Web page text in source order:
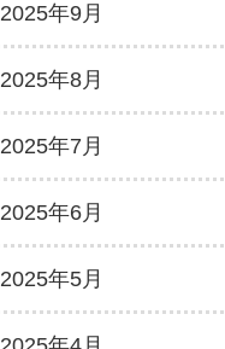
2025年9月
2025年8月
2025年7月
2025年6月
2025年5月